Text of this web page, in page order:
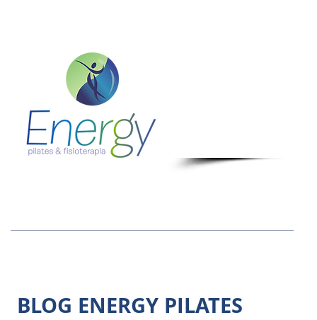
BLOG ENERGY PILATES